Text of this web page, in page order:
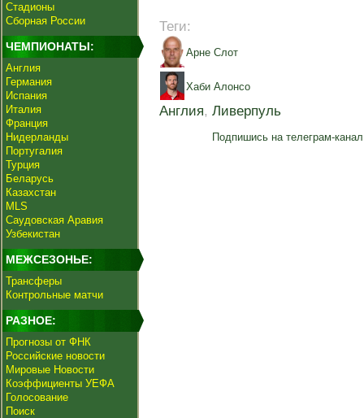
Стадионы
Сборная России
ЧЕМПИОНАТЫ:
Англия
Германия
Испания
Италия
Франция
Нидерланды
Португалия
Турция
Беларусь
Казахстан
MLS
Саудовская Аравия
Узбекистан
МЕЖСЕЗОНЬЕ:
Трансферы
Контрольные матчи
РАЗНОЕ:
Прогнозы от ФНК
Российские новости
Мировые Новости
Коэффициенты УЕФА
Голосование
Поиск
Теги:
Арне Слот
Хаби Алонсо
Англия, Ливерпуль
Подпишись на телеграм-